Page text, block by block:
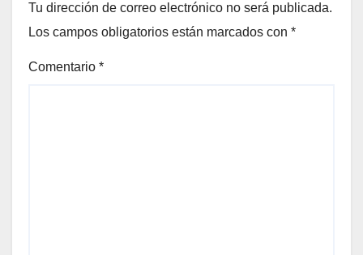
Tu dirección de correo electrónico no será publicada.
Los campos obligatorios están marcados con *
Comentario *